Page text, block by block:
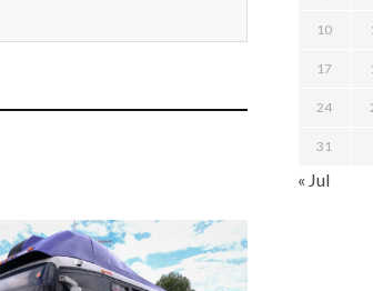
10
17
24
31
« Jul